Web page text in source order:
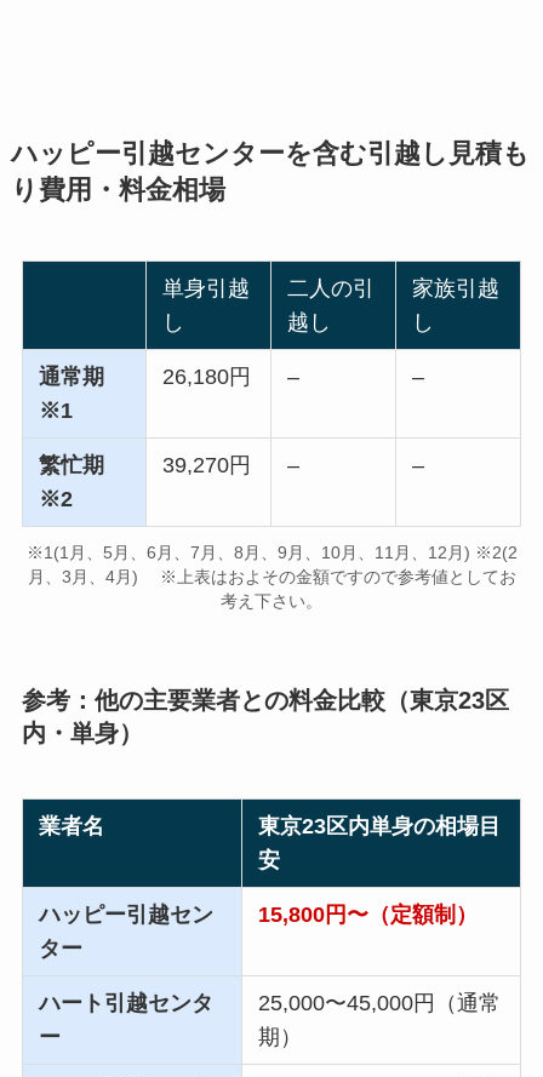
ハッピー引越センターを含む引越し見積も
り費用・料金相場
単身引越
し
二人の引
越し
家族引越
し
通常期
※1
26,180円 – –
繁忙期
※2
39,270円 – –
※1(1月、5月、6月、7月、8月、9月、10月、11月、12月) ※2(2
月、3月、4月) ※上表はおよその金額ですので参考値としてお
考え下さい。
参考：他の主要業者との料金比較（東京23区
内・単身）
業者名
東京23区内単身の相場目
安
ハッピー引越セン
ター
15,800円〜（定額制）
ハート引越センタ
ー
25,000〜45,000円（通常
期）